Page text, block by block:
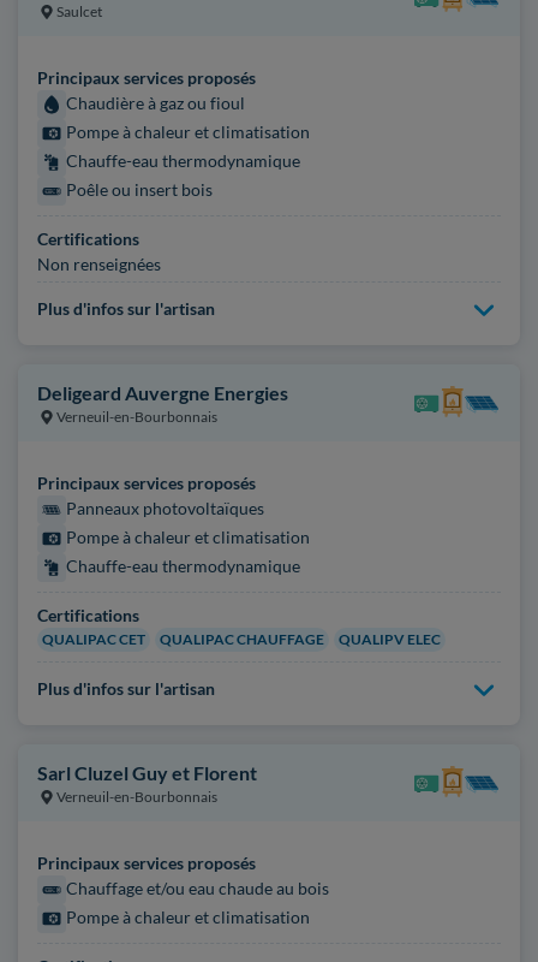
Saulcet
Principaux services proposés
Chaudière à gaz ou fioul
Pompe à chaleur et climatisation
Chauffe-eau thermodynamique
Poêle ou insert bois
Certifications
Non renseignées
Plus d'infos sur l'artisan
Deligeard Auvergne Energies
Verneuil-en-Bourbonnais
Principaux services proposés
Panneaux photovoltaïques
Pompe à chaleur et climatisation
Chauffe-eau thermodynamique
Certifications
QUALIPAC CET QUALIPAC CHAUFFAGE QUALIPV ELEC
Plus d'infos sur l'artisan
Sarl Cluzel Guy et Florent
Verneuil-en-Bourbonnais
Principaux services proposés
Chauffage et/ou eau chaude au bois
Pompe à chaleur et climatisation